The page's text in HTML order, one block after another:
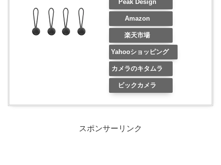
Peak Design
Amazon
楽天市場
Yahooショッピング
カメラのキタムラ
ビックカメラ
スポンサーリンク